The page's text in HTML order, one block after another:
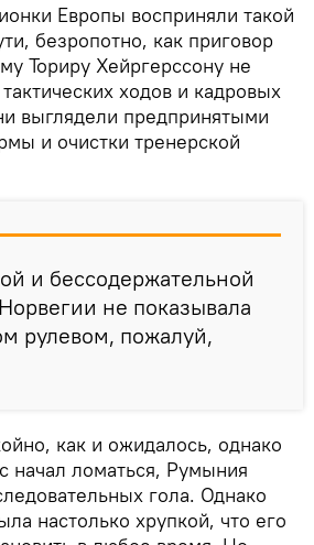
Европы восприняли такой
безропотно, как приговор
Ториру Хейргерссону не
ходов и кадровых
выглядели предпринятыми
и очистки тренерской
и бессодержательной
не показывала
рулевом, пожалуй,
как и ожидалось, однако
начал ломаться, Румыния
гола. Однако
настолько хрупкой, что его